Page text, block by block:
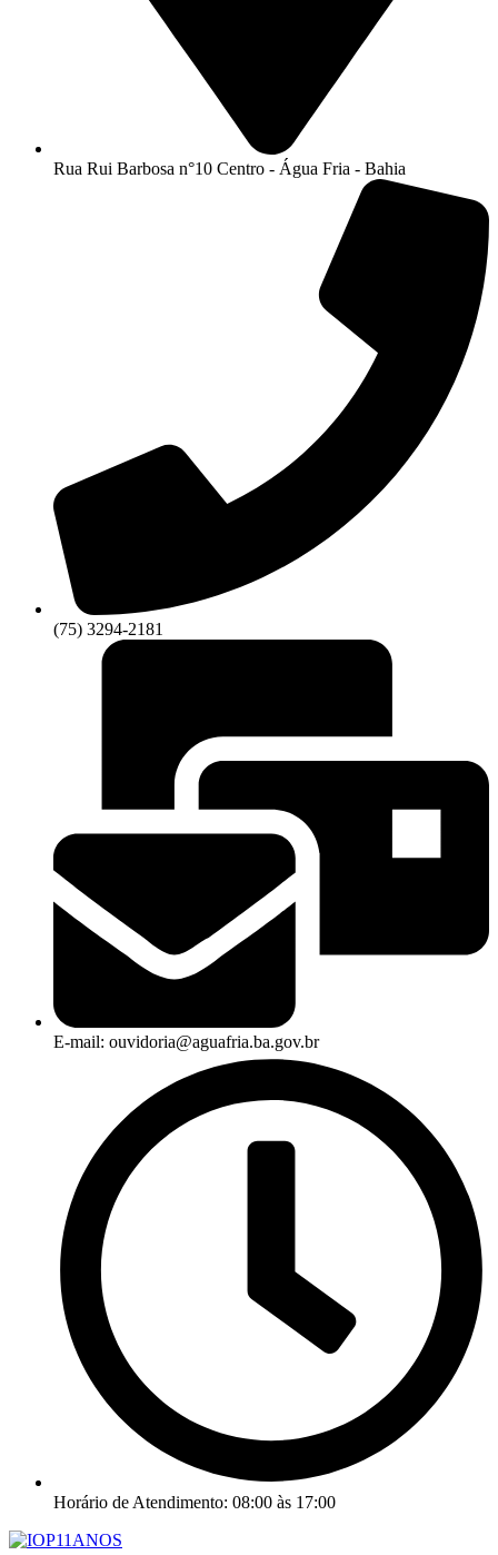
Rua Rui Barbosa n°10 Centro - Água Fria - Bahia
(75) 3294-2181
E-mail: ouvidoria@aguafria.ba.gov.br
Horário de Atendimento: 08:00 às 17:00